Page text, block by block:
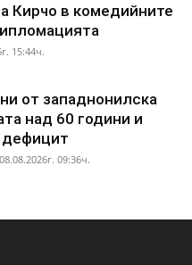
Кирчо в комедийните
15:44ч.
от западнонилска
над 60 години и
дефицит
08.08.2026г. 09:36ч.